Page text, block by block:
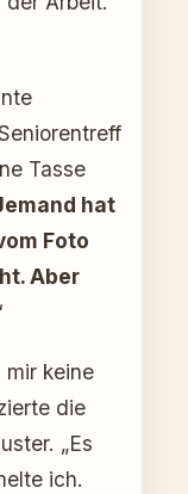
Tasse
hat
Foto
Aber
mir keine
die
„Es
ich.